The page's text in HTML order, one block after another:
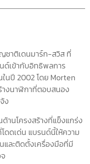
ชาติเดนมาร์ก-สวิส ที่
ด์เข้ากับอิทธิพลการ
นปี 2002 โดย Morten
างนาฬิกาที่ตอบสนอง
ง
านโครงสร้างที่แข็งแกร่ง
ดดเด่น แบรนด์นี้ให้ความ
ละติดตั้งเครื่องมือที่มี